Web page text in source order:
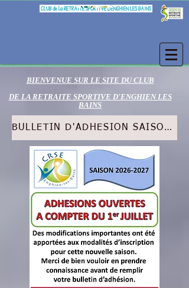
CLUB de la RETRAITE SPORTIVE D'ENGHIEN LES BAINS
BIENVENUE SUR LE SITE DU CLUB
DE LA RETRAITE SPORTIVE D'ENGHIEN LES
BAINS
BULLETIN D'ADHESION SAISON 2026.2027